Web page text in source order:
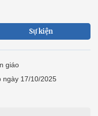
Sự kiện
giáo
ngày 17/10/2025